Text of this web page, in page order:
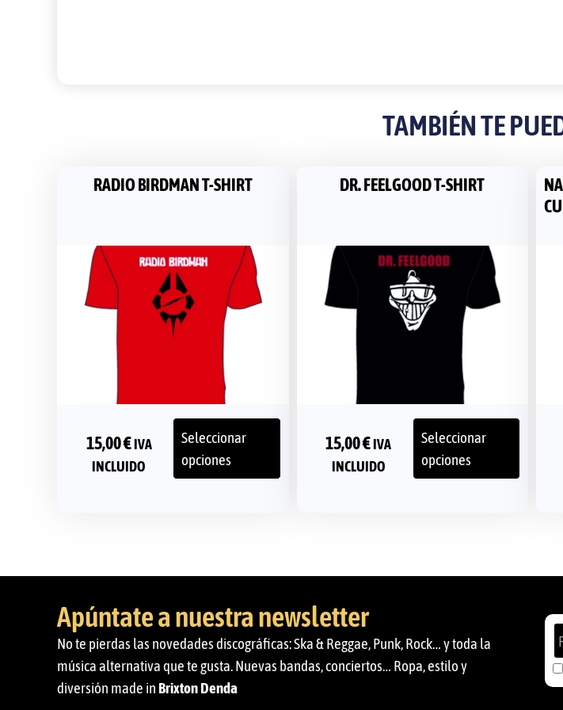
TAMBIÉN TE
RADIO BIRDMAN T-SHIRT
15,00€IVA
INCLUIDO
Seleccionar
opciones
DR. FEELGOOD T-SHIRT
15,00€IVA
INCLUIDO
Seleccionar
opciones
Apúntate a nuestra newsletter
No te pierdas las novedades discográficas: Ska & Reggae, Punk, Rock… y toda la
música alternativa que te gusta. Nuevas bandas, conciertos… Ropa, estilo y
diversión made in Brixton Denda